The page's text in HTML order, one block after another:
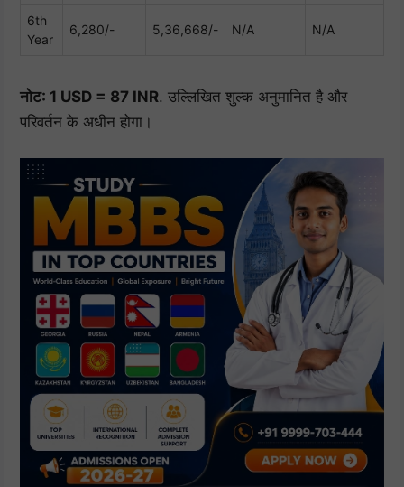
6th
Year
6,280/- 5,36,668/- N/A N/A
नोट: 1 USD = 87 INR. उल्लिखित शुल्क अनुमानित है और
परिवर्तन के अधीन होगा।